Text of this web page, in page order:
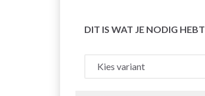
DIT IS WAT JE NODIG HEBT